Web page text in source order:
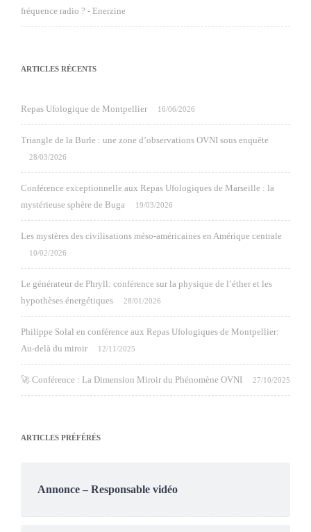
fréquence radio ? - Enerzine
ARTICLES RÉCENTS
Repas Ufologique de Montpellier 16/06/2026
Triangle de la Burle : une zone d’observations OVNI sous enquête
28/03/2026
Conférence exceptionnelle aux Repas Ufologiques de Marseille : la
mystérieuse sphère de Buga
19/03/2026
Les mystères des civilisations méso-américaines en Amérique centrale
10/02/2026
Le générateur de Phryll: conférence sur la physique de l’éther et les
hypothèses énergétiques
28/01/2026
Philippe Solal en conférence aux Repas Ufologiques de Montpellier:
Au-delà du miroir
12/11/2025
🚀 Conférence : La Dimension Miroir du Phénomène OVNI 27/10/2025
ARTICLES PRÉFÉRÉS
Annonce – Responsable vidéo